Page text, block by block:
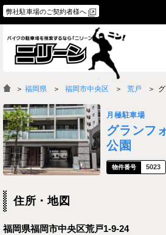
弊社駐車場のご契約者様へ
物件一覧
よくあるご質問
＞ 福岡県 福岡市中央区 荒戸
月極駐車場
グランフ
公園
5023
住所・地図
福岡県福岡市中央区荒戸1-9-24